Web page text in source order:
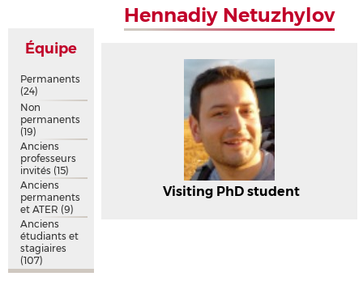
Hennadiy Netuzhylov
Visiting PhD student
Équipe
Permanents
(24)
Non
permanents
(19)
Anciens
professeurs
invités (15)
Anciens
permanents
et ATER (9)
Anciens
étudiants et
stagiaires
(107)